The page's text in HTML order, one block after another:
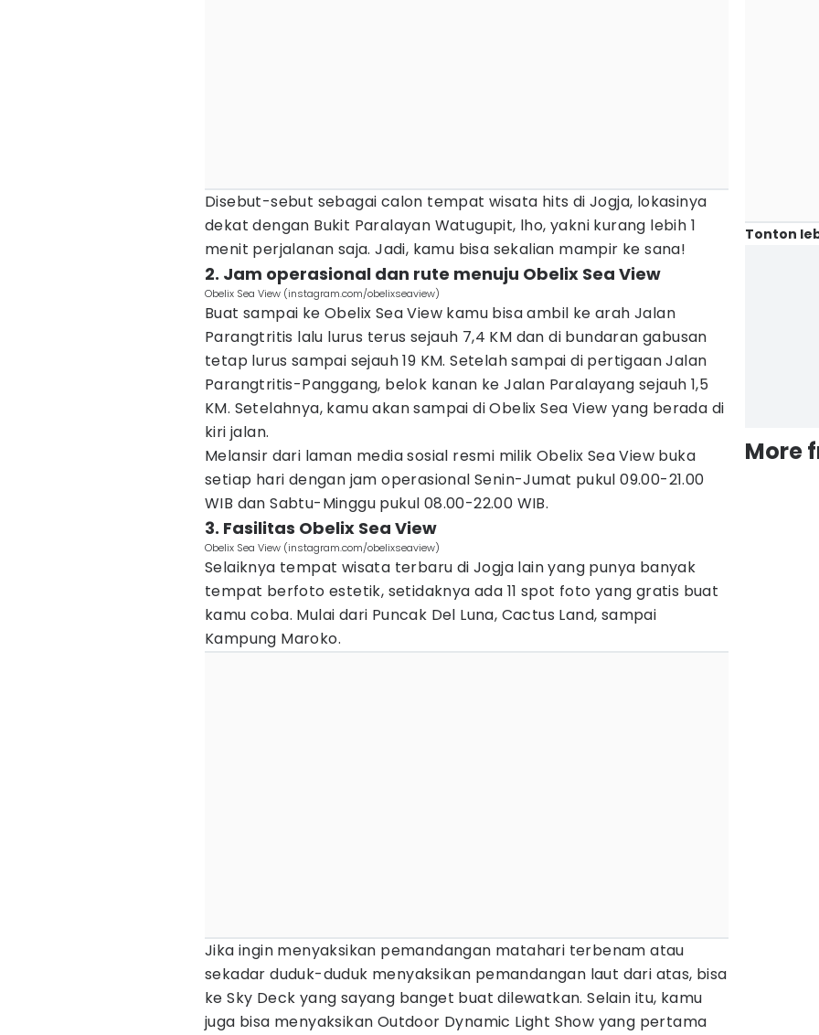
Disebut-sebut sebagai calon tempat wisata hits di Jogja, lokasinya
dekat dengan Bukit Paralayan Watugupit, lho, yakni kurang lebih 1
menit perjalanan saja. Jadi, kamu bisa sekalian mampir ke sana!
2. Jam operasional dan rute menuju Obelix Sea View
Obelix Sea View (instagram.com/obelixseaview)
Buat sampai ke Obelix Sea View kamu bisa ambil ke arah Jalan
Parangtritis lalu lurus terus sejauh 7,4 KM dan di bundaran gabusan
tetap lurus sampai sejauh 19 KM. Setelah sampai di pertigaan Jalan
Parangtritis-Panggang, belok kanan ke Jalan Paralayang sejauh 1,5
KM. Setelahnya, kamu akan sampai di Obelix Sea View yang berada di
kiri jalan.
Melansir dari laman media sosial resmi milik Obelix Sea View buka
setiap hari dengan jam operasional Senin-Jumat pukul 09.00-21.00
WIB dan Sabtu-Minggu pukul 08.00-22.00 WIB.
3. Fasilitas Obelix Sea View
Obelix Sea View (instagram.com/obelixseaview)
Selaiknya tempat wisata terbaru di Jogja lain yang punya banyak
tempat berfoto estetik, setidaknya ada 11 spot foto yang gratis buat
kamu coba. Mulai dari Puncak Del Luna, Cactus Land, sampai
Kampung Maroko.
Jika ingin menyaksikan pemandangan matahari terbenam atau
sekadar duduk-duduk menyaksikan pemandangan laut dari atas, bisa
ke Sky Deck yang sayang banget buat dilewatkan. Selain itu, kamu
juga bisa menyaksikan Outdoor Dynamic Light Show yang pertama
Tonton
More